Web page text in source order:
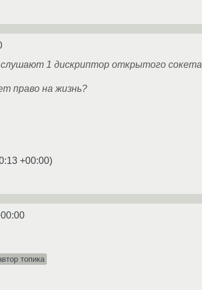
слушают 1 дискриптор открытого сокета
право на жизнь?
+00:00)
топика